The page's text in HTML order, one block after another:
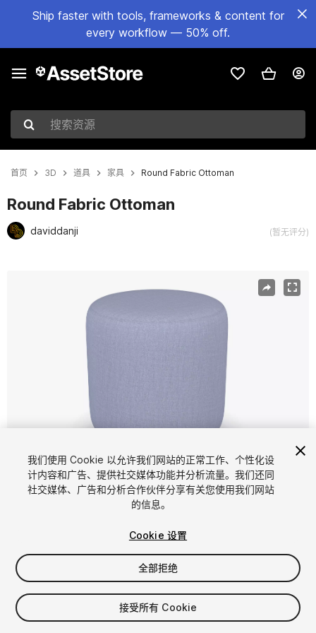
Ship faster with tools, frameworks & content for
every workflow — 50% off.
搜索资源
首页 3D 道具 家具 Round Fabric Ottoman
Round Fabric Ottoman
daviddanji (暂无评分)
1/16
$11.90
增值税将在结算时计算
我们使用 Cookie 以允许我们网站的正常工作、个性化设
计内容和广告、提供社交媒体功能并分析流量。我们还同
社交媒体、广告和分析合作伙伴分享有关您使用我们网站
的信息。
Cookie 设置
全部拒绝
接受所有 Cookie